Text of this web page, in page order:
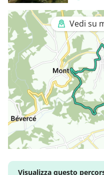
Vedi su
Visualizza questo